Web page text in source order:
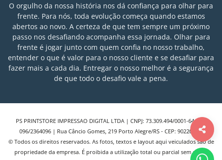
O orgulho da nossa história nos dá confiança para olhar para
frente. Para nós, toda evolução começa quando estamos
abertos ao novo. A certeza de que tem sempre um próximo
passo nos desafiando acompanha essa jornada. Olhar para
frente é jogar junto com quem confia no nosso trabalho,
entender o que é valor para o nosso cliente e se desafiar para
fazer mais a cada dia. Entregar o nosso melhor é a segurança
de que todo o desafio vale a pena.
PS PRINTSTORE IMPRESSAO DIGITAL LTDA | CNPJ: 73.309.494/0001-64 | IE:
096/2364096 | Rua Câncio Gomes, 219 Porto Alegre/RS - CEP: 90220-060
© Todos os direitos reservados. As fotos, textos e layout aqui veiculados são de
propriedade da empresa. É proibida a utilização total ou parcial sem nossa